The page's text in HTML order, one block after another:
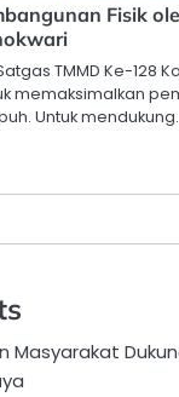
Fisik
TMMD Ke-128
memaksimalkan
Untuk
Masyarakat